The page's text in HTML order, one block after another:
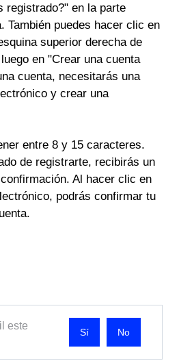
registrado?" en la parte
También puedes hacer clic en
superior derecha de
en "Crear una cuenta
cuenta, necesitarás una
y crear una
entre 8 y 15 caracteres.
de registrarte, recibirás un
Al hacer clic en
podrás confirmar tu
este
No